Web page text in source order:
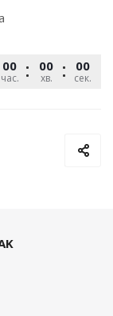
00
час.
00
хв.
00
сек.